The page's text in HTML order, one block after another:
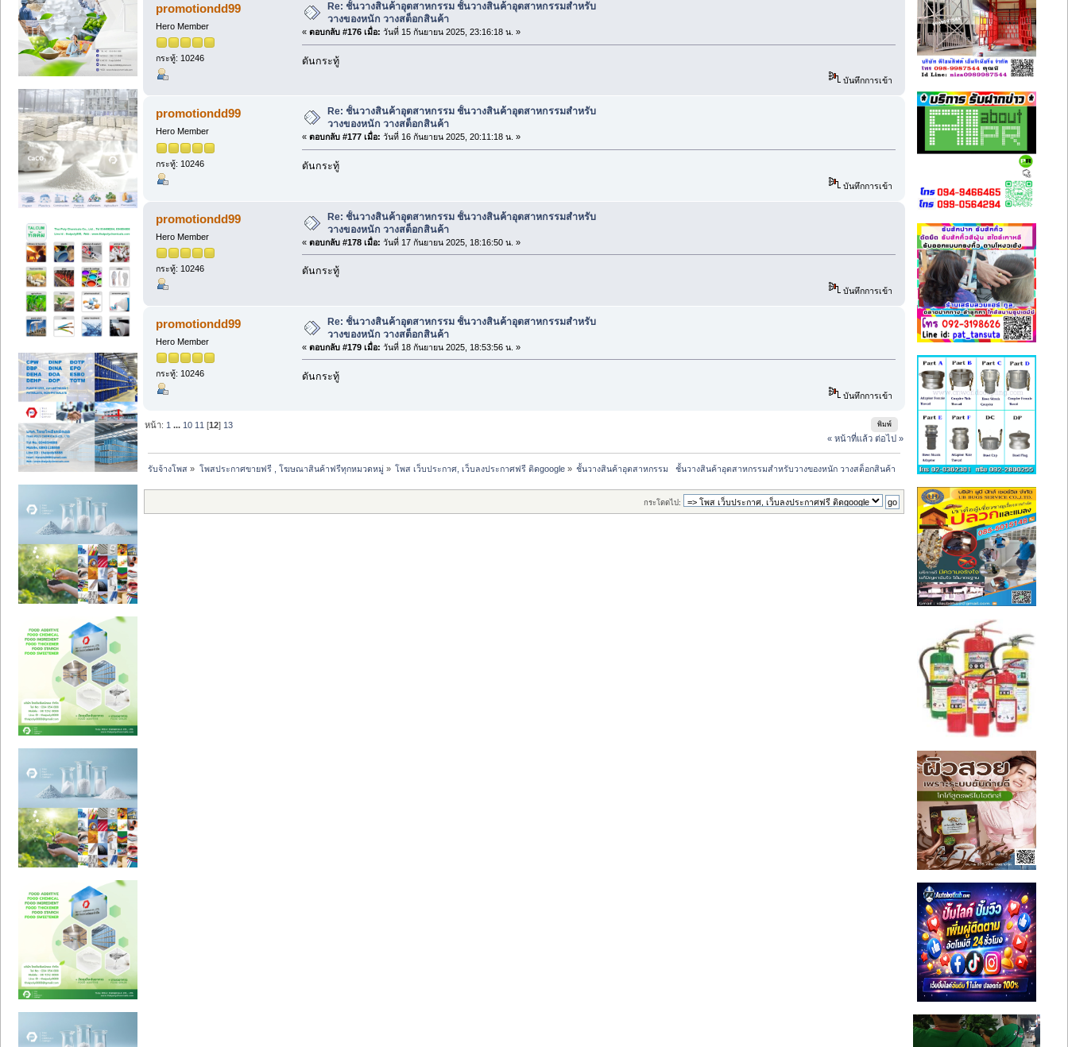
promotiondd99
Hero Member
กระทู้: 10246
Re: ชั้นวางสินค้าอุตสาหกรรม ชั้นวางสินค้าอุตสาหกรรมสำหรับ
วางของหนัก วางสต็อกสินค้า
« ตอบกลับ #176 เมื่อ: วันที่ 15 กันยายน 2025, 23:16:18 น. »
ดันกระทู้
บันทึกการเข้า
promotiondd99
Hero Member
กระทู้: 10246
Re: ชั้นวางสินค้าอุตสาหกรรม ชั้นวางสินค้าอุตสาหกรรมสำหรับ
วางของหนัก วางสต็อกสินค้า
« ตอบกลับ #177 เมื่อ: วันที่ 16 กันยายน 2025, 20:11:18 น. »
ดันกระทู้
บันทึกการเข้า
promotiondd99
Hero Member
กระทู้: 10246
Re: ชั้นวางสินค้าอุตสาหกรรม ชั้นวางสินค้าอุตสาหกรรมสำหรับ
วางของหนัก วางสต็อกสินค้า
« ตอบกลับ #178 เมื่อ: วันที่ 17 กันยายน 2025, 18:16:50 น. »
ดันกระทู้
บันทึกการเข้า
promotiondd99
Hero Member
กระทู้: 10246
Re: ชั้นวางสินค้าอุตสาหกรรม ชั้นวางสินค้าอุตสาหกรรมสำหรับ
วางของหนัก วางสต็อกสินค้า
« ตอบกลับ #179 เมื่อ: วันที่ 18 กันยายน 2025, 18:53:56 น. »
ดันกระทู้
บันทึกการเข้า
พิมพ์
หน้า: 1 ... 10 11 [12] 13
« หน้าที่แล้ว ต่อไป »
รับจ้างโพส » โพสประกาศขายฟรี , โฆษณาสินค้าฟรีทุกหมวดหมู่» โพส เว็บประกาศ, เว็บลงประกาศฟรี ติดgoogle» ชั้นวางสินค้าอุตสาหกรรม   ชั้นวางสินค้าอุตสาหกรรมสำหรับวางของหนัก วางสต็อกสินค้า
กระโดดไป: